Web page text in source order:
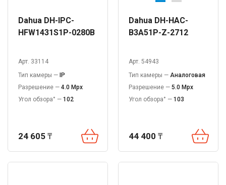
Dahua DH-IPC-
HFW1431S1P-0280B
Арт. 33114
Тип камеры — IP
Разрешение — 4.0 Mpx
Угол обзора° — 102
24 605 ₸
Dahua DH-HAC-
B3A51P-Z-2712
Арт. 54943
Тип камеры — Аналоговая
Разрешение — 5.0 Mpx
Угол обзора° — 103
44 400 ₸